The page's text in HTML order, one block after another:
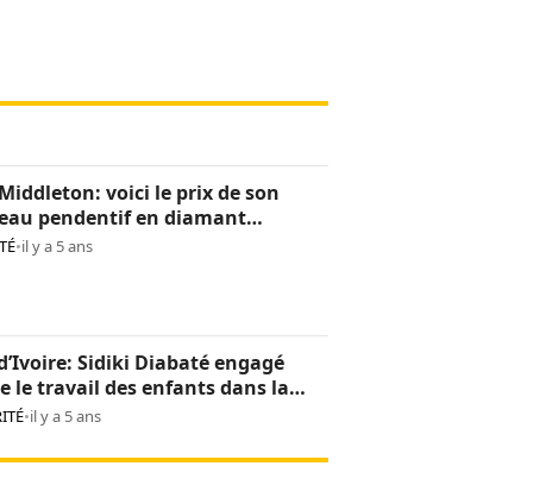
voici le prix de son
pendentif en diamant
•il y a 5 ans
Sidiki Diabaté engagé
le travail des enfants dans la
•il y a 5 ans